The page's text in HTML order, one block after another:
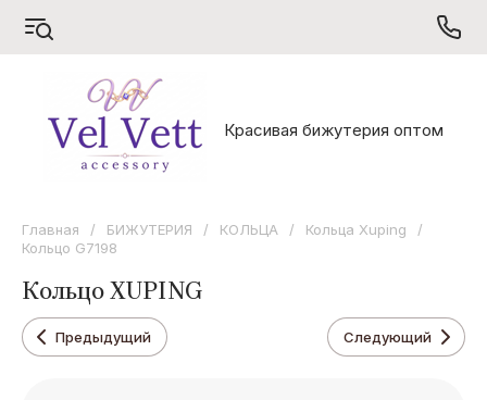
S
Sarrsa
V
Vel Vett
X
Красивая бижутерия оптом
Главная / БИЖУТЕРИЯ / КОЛЬЦА / Кольца Xuping
/
Кольцо G7198
Кольцо XUPING
Предыдущий Следующий